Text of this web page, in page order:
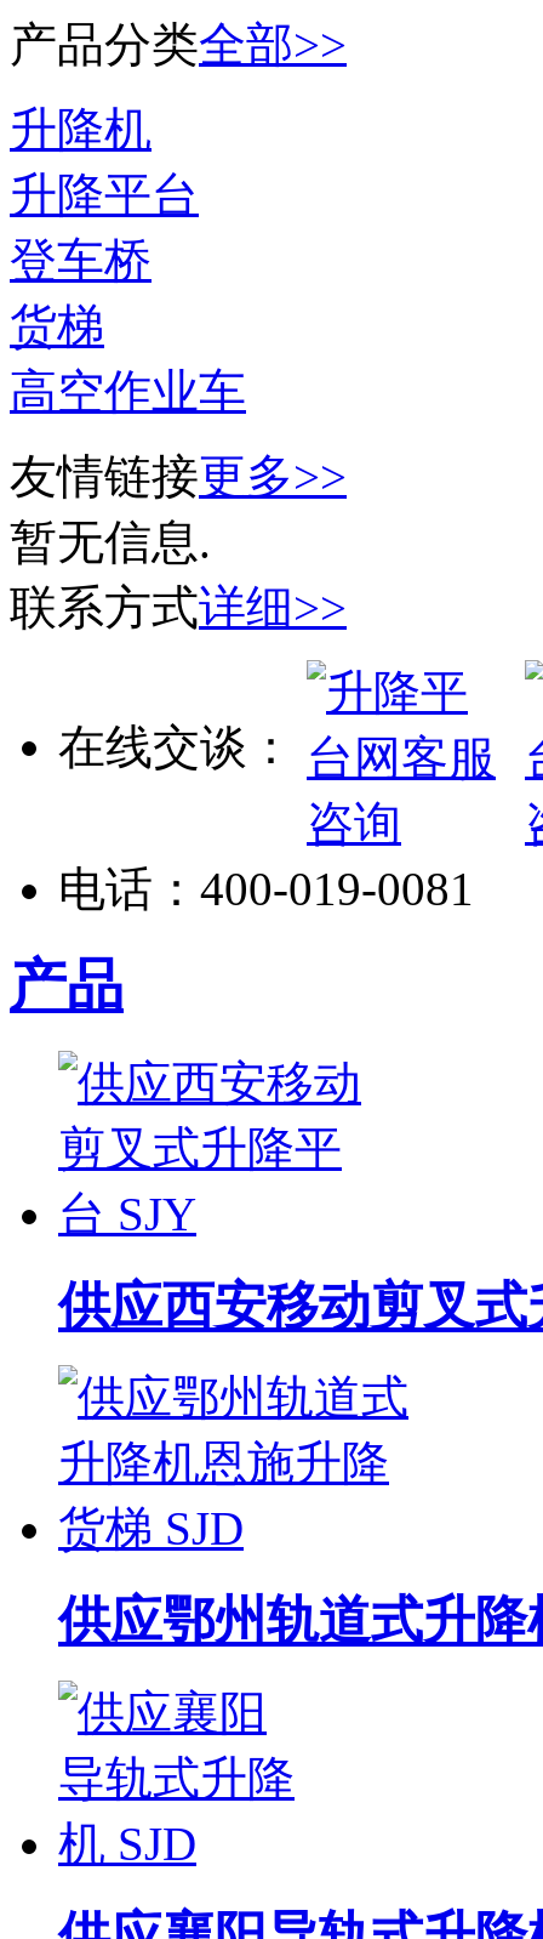
产品分类全部>>
升降机
升降平台
登车桥
货梯
高空作业车
友情链接更多>>
暂无信息.
联系方式详细>>
在线交谈：
电话： 400-019-0081
产品
供应西安移动剪叉
供应鄂州轨道式升